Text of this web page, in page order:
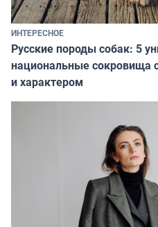
ИНТЕРЕСНОЕ
Русские породы собак: 5
национальные сокровища
и характером